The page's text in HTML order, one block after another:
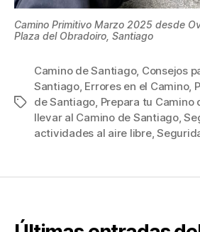
Camino Primitivo Marzo 2025 desde
Plaza del Obradoiro, Santiago
Etiquetas
Camino de Santiago, Consejos
Santiago, Errores en el Camino,
de Santiago, Prepara tu Camino
llevar al Camino de Santiago,
actividades al aire libre,